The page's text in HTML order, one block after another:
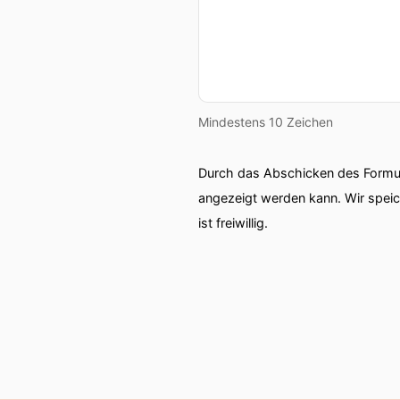
Mindestens 10 Zeichen
Durch das Abschicken des
angezeigt werden kann. Wir
ist freiwillig.